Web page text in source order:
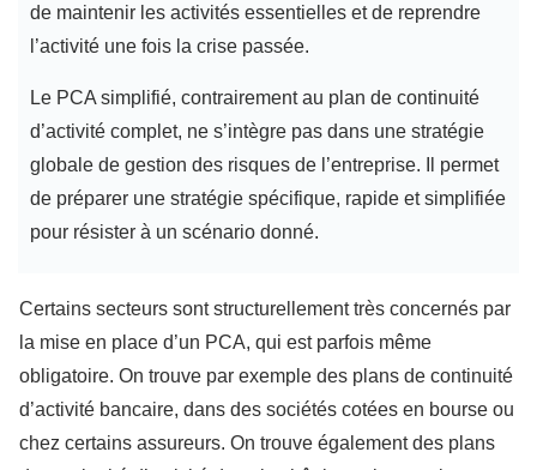
de maintenir les activités essentielles et de reprendre
l’activité une fois la crise passée.
Le PCA simplifié, contrairement au plan de continuité
d’activité complet, ne s’intègre pas dans une stratégie
globale de gestion des risques de l’entreprise. Il permet
de préparer une stratégie spécifique, rapide et simplifiée
pour résister à un scénario donné.
Certains secteurs sont structurellement très concernés par
la mise en place d’un PCA, qui est parfois même
obligatoire. On trouve par exemple des plans de continuité
d’activité bancaire, dans des sociétés cotées en bourse ou
chez certains assureurs. On trouve également des plans